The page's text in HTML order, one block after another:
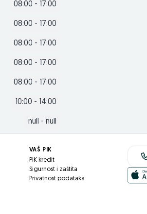
08:00 - 17:00
08:00 - 17:00
08:00 - 17:00
08:00 - 17:00
08:00 - 17:00
10:00 - 14:00
null - null
VAŠ PIK
PIK kredit
Sigurnost i zaštita
Privatnost podataka